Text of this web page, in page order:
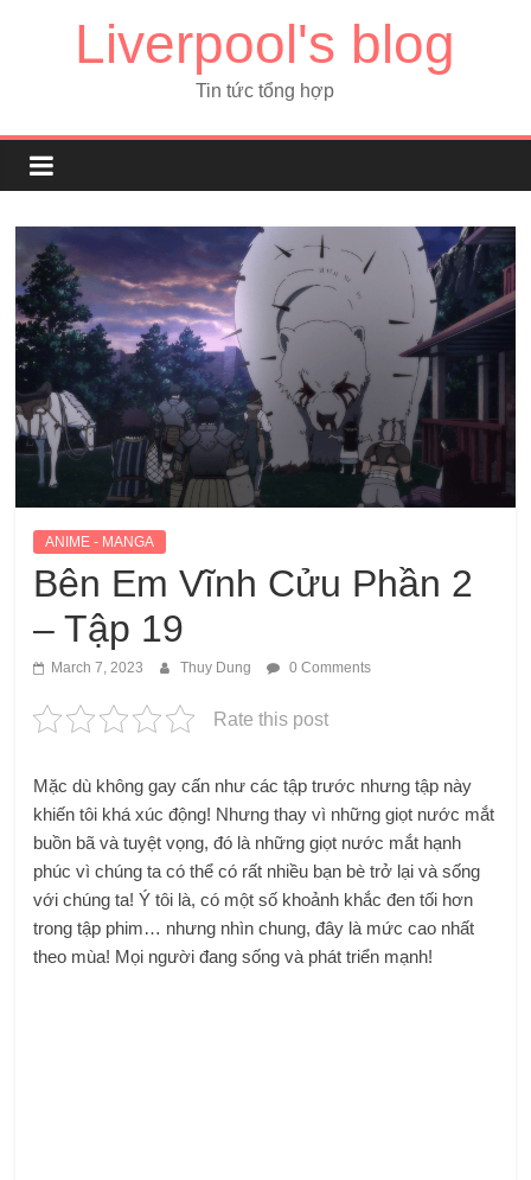
Liverpool's blog
Tin tức tổng hợp
ANIME - MANGA
Bên Em Vĩnh Cửu Phần 2
– Tập 19
March 7, 2023 Thuy Dung 0 Comments
Rate this post
Mặc dù không gay cấn như các tập trước nhưng tập này
khiến tôi khá xúc động! Nhưng thay vì những giọt nước mắt
buồn bã và tuyệt vọng, đó là những giọt nước mắt hạnh
phúc vì chúng ta có thể có rất nhiều bạn bè trở lại và sống
với chúng ta! Ý tôi là, có một số khoảnh khắc đen tối hơn
trong tập phim… nhưng nhìn chung, đây là mức cao nhất
theo mùa! Mọi người đang sống và phát triển mạnh!